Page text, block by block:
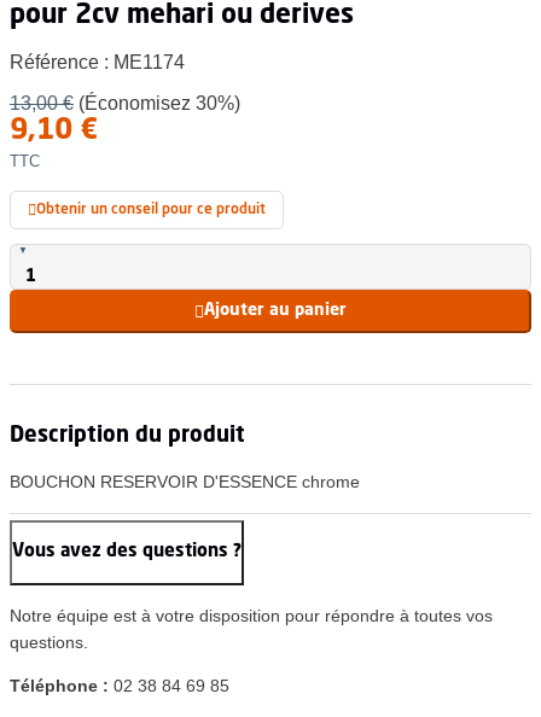
pour 2cv mehari ou derives
Référence : ME1174
13,00 € (Économisez 30%)
9,10 €
TTC
Obtenir un conseil pour ce produit
Ajouter au panier
Description du produit
BOUCHON RESERVOIR D'ESSENCE chrome
Vous avez des questions ?
Notre équipe est à votre disposition pour répondre à toutes vos
questions.
Téléphone : 02 38 84 69 85